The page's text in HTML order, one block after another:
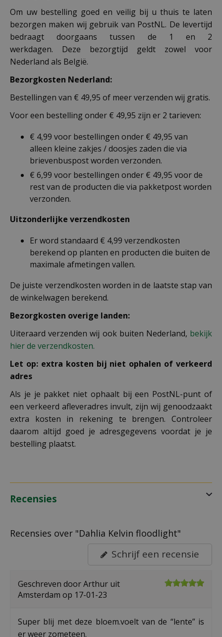
Om uw bestelling goed en veilig bij u thuis te laten
bezorgen maken wij gebruik van PostNL. De levertijd
bedraagt doorgaans tussen de 1 en 2
werkdagen. Deze bezorgtijd geldt zowel voor
Nederland als België.
Bezorgkosten Nederland:
Bestellingen van € 49,95 of meer verzenden wij gratis.
Voor een bestelling onder € 49,95 zijn er 2 tarieven:
€ 4,99 voor bestellingen onder € 49,95 van
alleen kleine zakjes / doosjes zaden die via
brievenbuspost worden verzonden.
€ 6,99 voor bestellingen onder € 49,95 voor de
rest van de producten die via pakketpost worden
verzonden.
Uitzonderlijke verzendkosten
Er word standaard € 4,99 verzendkosten
berekend op planten en producten die buiten de
maximale afmetingen vallen.
De juiste verzendkosten worden in de laatste stap van
de winkelwagen berekend.
Bezorgkosten overige landen:
Uiteraard verzenden wij ook buiten Nederland, bekijk
hier de verzendkosten.
Let op: extra kosten bij niet ophalen of verkeerd
adres
Als je je pakket niet ophaalt bij een PostNL-punt of
een verkeerd afleveradres invult, zijn wij genoodzaakt
extra kosten in rekening te brengen. Controleer
daarom altijd goed je adresgegevens voordat je je
bestelling plaatst.
Recensies
Recensies over "Dahlia Kelvin floodlight"
Schrijf een recensie
Geschreven doorArthur uit
Amsterdam op 17-01-23
Super blij met deze bloem.voelt van de “lente” is
er weer zometeen.